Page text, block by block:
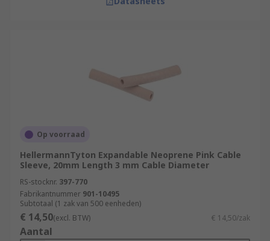
Op voorraad
HellermannTyton Expandable Neoprene Pink Cable
Sleeve, 20mm Length 3 mm Cable Diameter
RS-stocknr. 397-770
Fabrikantnummer 901-10495
Subtotaal (1 zak van 500 eenheden)
€ 14,50(excl. BTW) € 14,50/zak
Aantal